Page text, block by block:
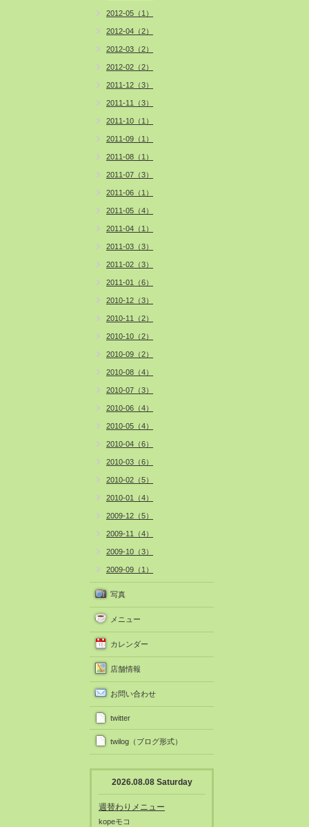
2012-05（1）
2012-04（2）
2012-03（2）
2012-02（2）
2011-12（3）
2011-11（3）
2011-10（1）
2011-09（1）
2011-08（1）
2011-07（3）
2011-06（1）
2011-05（4）
2011-04（1）
2011-03（3）
2011-02（3）
2011-01（6）
2010-12（3）
2010-11（2）
2010-10（2）
2010-09（2）
2010-08（4）
2010-07（3）
2010-06（4）
2010-05（4）
2010-04（6）
2010-03（6）
2010-02（5）
2010-01（4）
2009-12（5）
2009-11（4）
2009-10（3）
2009-09（1）
写真
メニュー
カレンダー
店舗情報
お問い合わせ
twitter
twilog（ブログ形式）
2026.08.08 Saturday
週替わりメニュー
kopeモコ